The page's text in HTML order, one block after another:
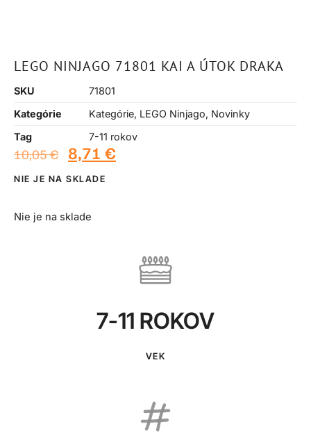
LEGO NINJAGO 71801 KAI A ÚTOK DRAKA
SKU
71801
Kategórie
Kategórie, LEGO Ninjago, Novinky
Tag
7-11 rokov
10,05€ 8,71 €
NIE JE NA SKLADE
Nie je na sklade
7-11 ROKOV
VEK